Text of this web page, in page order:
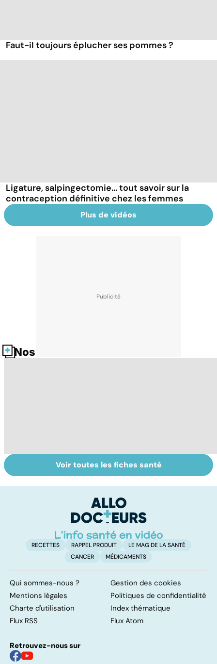
Faut-il toujours éplucher ses pommes ?
Ligature, salpingectomie... tout savoir sur la
contraception définitive chez les femmes
Plus de vidéos
Nos fiches santé
Gynéco : un suivi
pour la vie
Cancer du sein :
toutes
Voir toutes les fiches santé
RECETTES RAPPEL PRODUIT
LE MAG DE LA SANTÉ
CANCER
MÉDICAMENTS
Qui sommes-nous ?
Gestion des cookies
Mentions légales
Politiques de confidentialité
Charte d'utilisation
Index thématique
Flux RSS
Flux Atom
Retrouvez-nous sur